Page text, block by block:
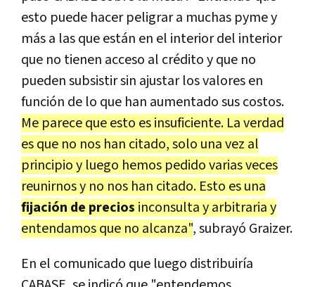
esto puede hacer peligrar a muchas pyme y
más a las que están en el interior del interior
que no tienen acceso al crédito y que no
pueden subsistir sin ajustar los valores en
función de lo que han aumentado sus costos.
Me parece que esto es insuficiente. La verdad
es que no nos han citado, solo una vez al
principio y luego hemos pedido varias veces
reunirnos y no nos han citado. Esto es una
fijación de precios inconsulta y arbitraria y
entendamos que no alcanza", subrayó Graizer.
En el comunicado que luego distribuiría